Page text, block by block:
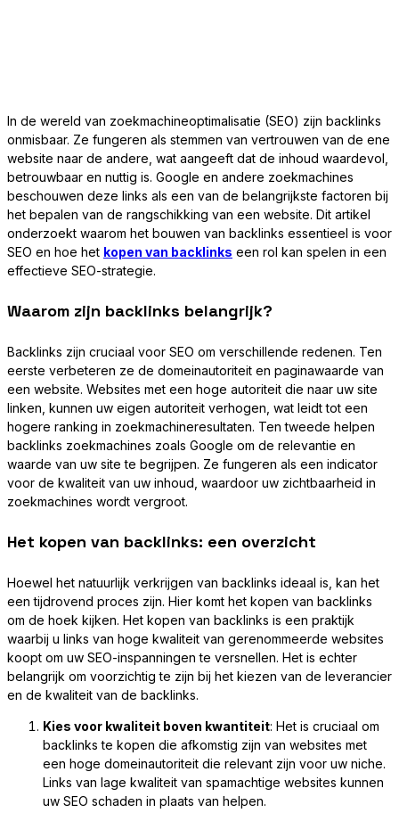
In de wereld van zoekmachineoptimalisatie (SEO) zijn backlinks
onmisbaar. Ze fungeren als stemmen van vertrouwen van de ene
website naar de andere, wat aangeeft dat de inhoud waardevol,
betrouwbaar en nuttig is. Google en andere zoekmachines
beschouwen deze links als een van de belangrijkste factoren bij
het bepalen van de rangschikking van een website. Dit artikel
onderzoekt waarom het bouwen van backlinks essentieel is voor
SEO en hoe het kopen van backlinks een rol kan spelen in een
effectieve SEO-strategie.
Waarom zijn backlinks belangrijk?
Backlinks zijn cruciaal voor SEO om verschillende redenen. Ten
eerste verbeteren ze de domeinautoriteit en paginawaarde van
een website. Websites met een hoge autoriteit die naar uw site
linken, kunnen uw eigen autoriteit verhogen, wat leidt tot een
hogere ranking in zoekmachineresultaten. Ten tweede helpen
backlinks zoekmachines zoals Google om de relevantie en
waarde van uw site te begrijpen. Ze fungeren als een indicator
voor de kwaliteit van uw inhoud, waardoor uw zichtbaarheid in
zoekmachines wordt vergroot.
Het kopen van backlinks: een overzicht
Hoewel het natuurlijk verkrijgen van backlinks ideaal is, kan het
een tijdrovend proces zijn. Hier komt het kopen van backlinks
om de hoek kijken. Het kopen van backlinks is een praktijk
waarbij u links van hoge kwaliteit van gerenommeerde websites
koopt om uw SEO-inspanningen te versnellen. Het is echter
belangrijk om voorzichtig te zijn bij het kiezen van de leverancier
en de kwaliteit van de backlinks.
Kies voor kwaliteit boven kwantiteit: Het is cruciaal om
backlinks te kopen die afkomstig zijn van websites met
een hoge domeinautoriteit die relevant zijn voor uw niche.
Links van lage kwaliteit van spamachtige websites kunnen
uw SEO schaden in plaats van helpen.